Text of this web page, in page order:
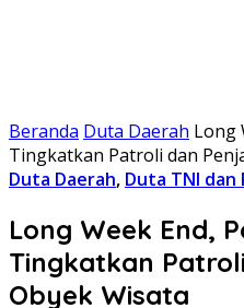
Beranda Duta Daerah Long
Tingkatkan Patroli dan
Duta Daerah, Duta TNI dan
Long Week End,
Tingkatkan
Obyek Wisata